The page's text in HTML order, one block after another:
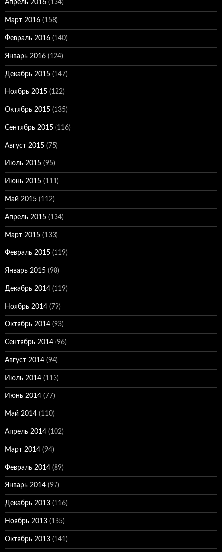
Апрель 2016 (134)
Март 2016 (158)
Февраль 2016 (140)
Январь 2016 (124)
Декабрь 2015 (147)
Ноябрь 2015 (122)
Октябрь 2015 (135)
Сентябрь 2015 (116)
Август 2015 (75)
Июль 2015 (95)
Июнь 2015 (111)
Май 2015 (112)
Апрель 2015 (134)
Март 2015 (133)
Февраль 2015 (119)
Январь 2015 (98)
Декабрь 2014 (119)
Ноябрь 2014 (79)
Октябрь 2014 (93)
Сентябрь 2014 (96)
Август 2014 (94)
Июль 2014 (113)
Июнь 2014 (77)
Май 2014 (110)
Апрель 2014 (102)
Март 2014 (94)
Февраль 2014 (89)
Январь 2014 (97)
Декабрь 2013 (116)
Ноябрь 2013 (135)
Октябрь 2013 (141)